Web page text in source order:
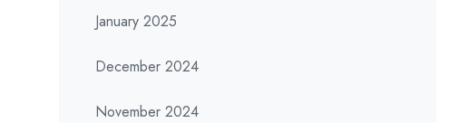
January 2025
December 2024
November 2024